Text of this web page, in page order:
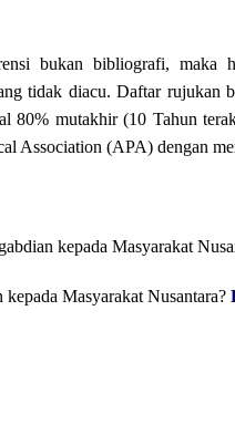
bukan bibliografi, maka
tidak diacu. Daftar rujukan
80% mutakhir (10 Tahun
Association (APA) dengan
kepada Masyarakat
Masyarakat Nusantara?